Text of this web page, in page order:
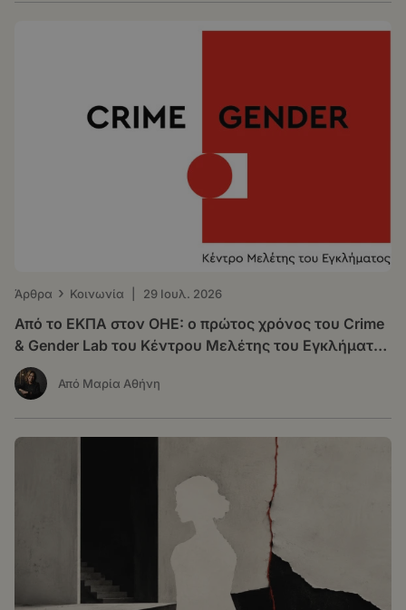
Άρθρα › Κοινωνία 29 Ιουλ. 2026
Από το ΕΚΠΑ στον ΟΗΕ: o πρώτος χρόνος του Crime
& Gender Lab του Κέντρου Μελέτης του Εγκλήματος
(ΚΕ.Μ.Ε.)
Από Μαρία Αθήνη